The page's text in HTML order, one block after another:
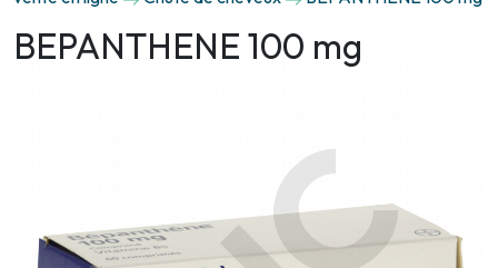
BEPANTHENE 100 mg